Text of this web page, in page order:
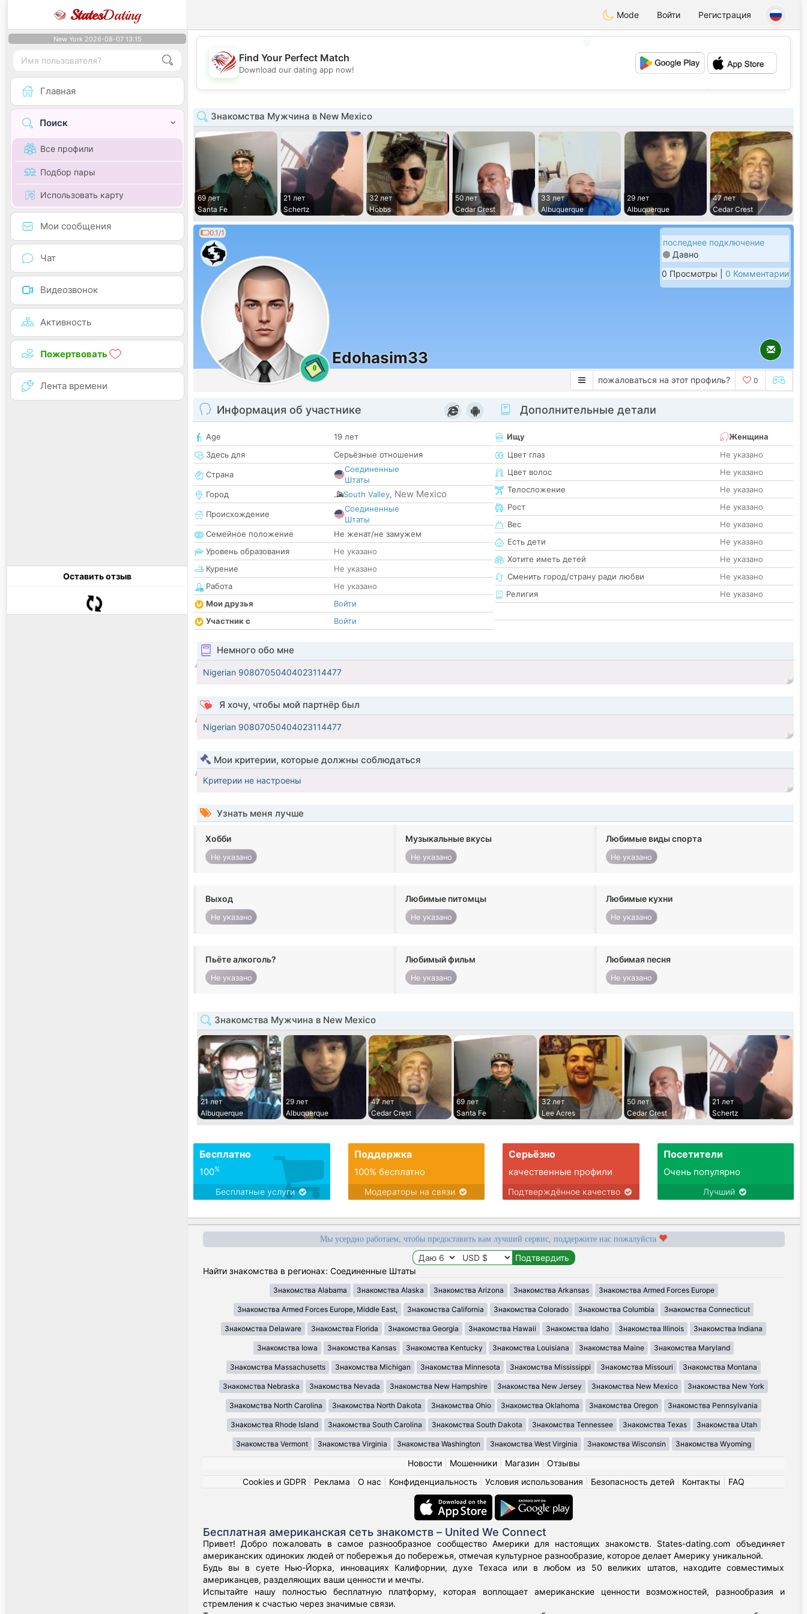
StatesDating Mode Войти Регистрация
New York 2026-08-07 13:15
Главная
Поиск
Все профили
Подбор пары
Использовать карту
Мои сообщения
Чат
Видеозвонок
Активность
Пожертвовать
Лента времени
Оставить отзыв
💕
Find Your Perfect Match
Download our dating app now!
Знакомства Мужчина в New Mexico
69 лет
Santa Fe
21 лет
Schertz
32 лет
Hobbs
50 лет
Cedar Crest
33 лет
Albuquerque
29 лет
Albuquerque
47 лет
Cedar Crest
0.1/1
0
Edohasim33
последнее подключение
Давно
0 Просмотры | 0 Комментарии
пожаловаться на этот профиль? 0
Информация об участнике
Age
19 лет
Здесь для
Серьёзные отношения
Страна
Соединенные
Штаты
Город
South Valley, New Mexico
Происхождение
Соединенные
Штаты
Семейное положение
Не женат/не замужем
Уровень образования
Не указано
Курение
Не указано
Работа
Не указано
Мои друзья
Войти
Участник с
Войти
Дополнительные детали
Ищу
Женщина
Цвет глаз
Не указано
Цвет волос
Не указано
Телосложение
Не указано
Рост
Не указано
Вес
Не указано
Есть дети
Не указано
Хотите иметь детей
Не указано
Сменить город/страну ради любви
Не указано
Религия
Не указано
Немного обо мне
Nigerian 90807050404023114477
Я хочу, чтобы мой партнёр был
Nigerian 90807050404023114477
Мои критерии, которые должны соблюдаться
Критерии не настроены
Узнать меня лучше
Хобби
Не указано
Музыкальные вкусы
Не указано
Любимые виды спорта
Не указано
Выход
Не указано
Любимые питомцы
Не указано
Любимые кухни
Не указано
Пьёте алкоголь?
Не указано
Любимый фильм
Не указано
Любимая песня
Не указано
Знакомства Мужчина в New Mexico
21 лет
Albuquerque
29 лет
Albuquerque
47 лет
Cedar Crest
69 лет
Santa Fe
32 лет
Lee Acres
50 лет
Cedar Crest
21 лет
Schertz
Бесплатно
100%
Бесплатные услуги
Поддержка
100% бесплатно
Модераторы на связи
Серьёзно
качественные профили
Подтверждённое качество
Посетители
Очень популярно
Лучший
Мы усердно работаем, чтобы предоставить вам лучший сервис, поддержите нас пожалуйста
Найти знакомства в регионах: Соединенные Штаты
Знакомства Alabama Знакомства Alaska Знакомства Arizona Знакомства Arkansas Знакомства Armed Forces Europe
Знакомства Armed Forces Europe, Middle East, Знакомства California Знакомства Colorado Знакомства Columbia Знакомства Connecticut
Знакомства Delaware Знакомства Florida Знакомства Georgia Знакомства Hawaii Знакомства Idaho Знакомства Illinois Знакомства Indiana
Знакомства Iowa Знакомства Kansas Знакомства Kentucky Знакомства Louisiana Знакомства Maine Знакомства Maryland
Знакомства Massachusetts Знакомства Michigan Знакомства Minnesota Знакомства Mississippi Знакомства Missouri Знакомства Montana
Знакомства Nebraska Знакомства Nevada Знакомства New Hampshire Знакомства New Jersey Знакомства New Mexico Знакомства New York
Знакомства North Carolina Знакомства North Dakota Знакомства Ohio Знакомства Oklahoma Знакомства Oregon Знакомства Pennsylvania
Знакомства Rhode Island Знакомства South Carolina Знакомства South Dakota Знакомства Tennessee Знакомства Texas Знакомства Utah
Знакомства Vermont Знакомства Virginia Знакомства Washington Знакомства West Virginia Знакомства Wisconsin Знакомства Wyoming
Новости| Мошенники| Магазин
Отзывы
Cookies и GDPR
Реклама О нас Конфиденциальность Условия использования Безопасность детей Контакты FAQ
Бесплатная американская сеть знакомств – United We Connect
Привет! Добро пожаловать в самое разнообразное сообщество Америки для настоящих знакомств. States-dating.com объединяет
американских одиноких людей от побережья до побережья, отмечая культурное разнообразие, которое делает Америку уникальной.
Будь вы в суете Нью-Йорка, инновациях Калифорнии, духе Техаса или в любом из 50 великих штатов, находите совместимых
американцев, разделяющих ваши ценности и мечты.
Испытайте нашу полностью бесплатную платформу, которая воплощает американские ценности возможностей, разнообразия и
стремления к счастью через значимые связи.